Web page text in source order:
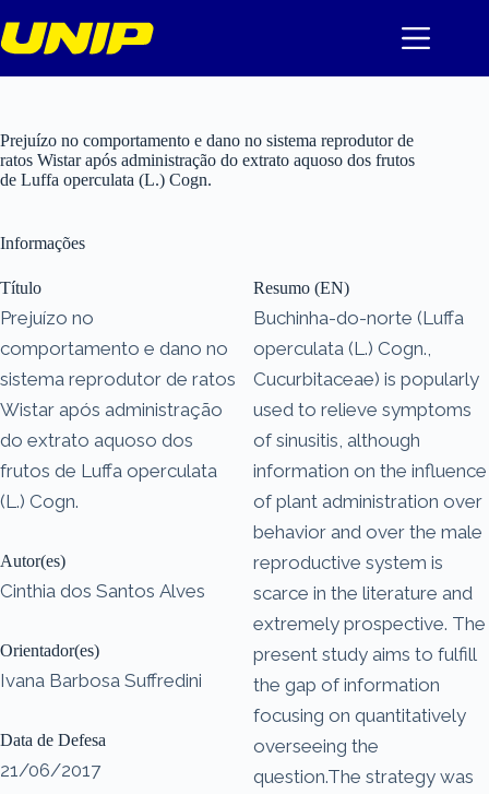
para
o
Prejuízo no comportamento e dano no sistema reprodutor de
ratos Wistar após administração do extrato aquoso dos frutos
de Luffa operculata (L.) Cogn.
Informações
Título
Prejuízo no
comportamento e dano no
sistema reprodutor de ratos
Wistar após administração
do extrato aquoso dos
frutos de Luffa operculata
(L.) Cogn.
Autor(es)
Cinthia dos Santos Alves
Orientador(es)
Ivana Barbosa Suffredini
Data de Defesa
21/06/2017
Resumo (EN)
Buchinha-do-norte (Luffa
operculata (L.) Cogn.,
Cucurbitaceae) is popularly
used to relieve symptoms
of sinusitis, although
information on the influence
of plant administration over
behavior and over the male
reproductive system is
scarce in the literature and
extremely prospective. The
present study aims to fulfill
the gap of information
focusing on quantitatively
overseeing the
question.The strategy was